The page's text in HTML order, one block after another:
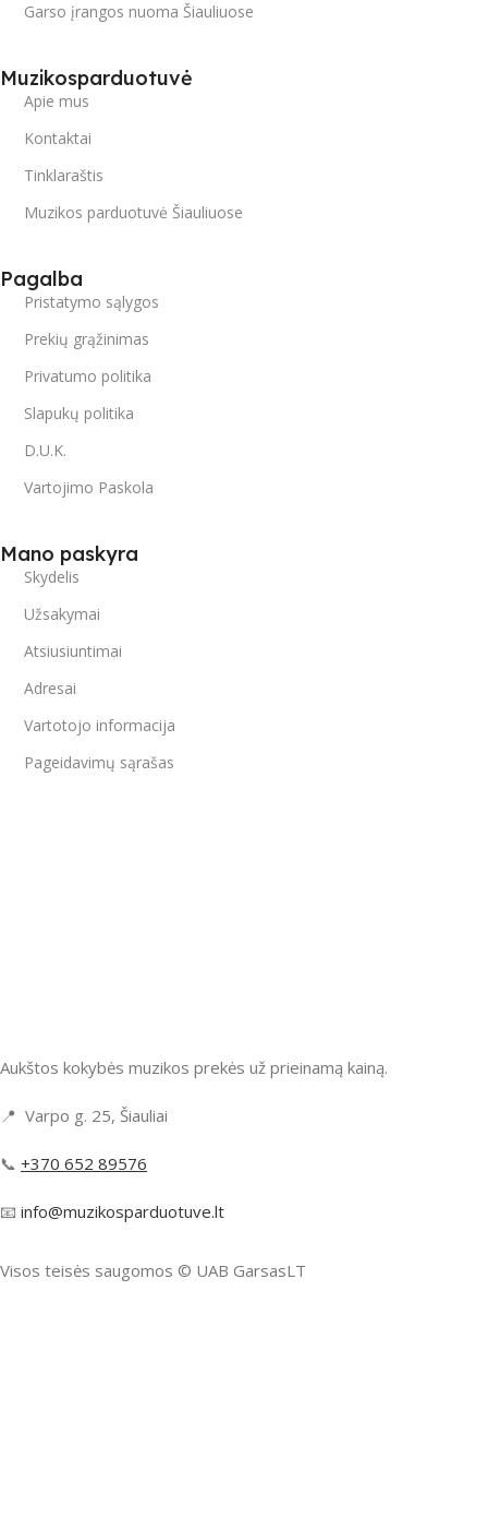
Garso įrangos nuoma Šiauliuose
Muzikosparduotuvė
Apie mus
Kontaktai
Tinklaraštis
Muzikos parduotuvė Šiauliuose
Pagalba
Pristatymo sąlygos
Prekių grąžinimas
Privatumo politika
Slapukų politika
D.U.K.
Vartojimo Paskola
Mano paskyra
Skydelis
Užsakymai
Atsiusiuntimai
Adresai
Vartotojo informacija
Pageidavimų sąrašas
Aukštos kokybės muzikos prekės už prieinamą kainą.
📍 Varpo g. 25, Šiauliai
📞 +370 652 89576
📧 info@muzikosparduotuve.lt
Visos teisės saugomos ©️ UAB GarsasLT